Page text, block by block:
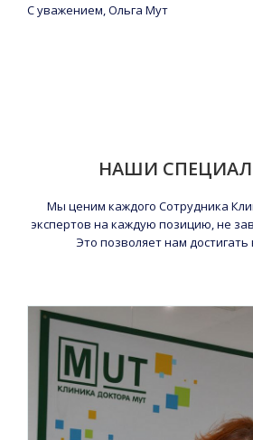
С уважением, Ольга Мут
НАШИ
Мы ценим каждого Сотрудника
экспертов на каждую позицию, не
Это позволяет нам